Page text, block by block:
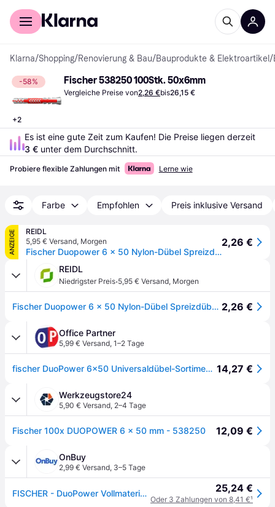
Für Shopper
Klarna/Shopping/Renovierung & Bau/Bauprodukte & Elektroartikel /
-58%
+2
Fischer ‎538250 100Stk. 50x6mm
Vergleiche Preise von2,26 €bis26,15 €
3 € unter dem Durchschnitt.
Probiere flexible Zahlungen mit Lerne wie
Farbe Empfohlen Preis inklusive Versand
ANZEIGE
REIDL
5,95 € Versand, Morgen
Fischer Duopower 6 x 50 Nylon-Dübel Spreizdübel Klappdübel Hohlraumdübel mit Kragen
2,26 €
REIDL
Niedrigster Preis·5,95 € Versand, Morgen
Fischer Duopower 6 x 50 Nylon-Dübel Spreizdübel Klappdübel Hohlraumdübel mit Kragen 2,26 €
Office Partner
5,99 € Versand, 1–2 Tage
fischer DuoPower 6x50 Universaldübel-Sortiment 6 x 50 mm, 100 Stück 14,27 €
Werkzeugstore24
5,90 € Versand, 2–4 Tage
Fischer 100x DUOPOWER 6 x 50 mm - 538250 12,09 €
OnBuy
2,99 € Versand, 3–5 Tage
FISCHER - DuoPower Vollmaterialdübel 6x50 mm - 100er Karton 25,24 €
Oder 3 Zahlungen von 8,41 €¹